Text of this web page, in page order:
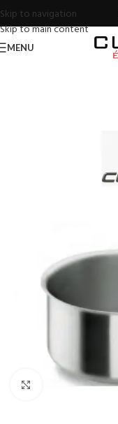
Skip to navigation
Skip to main content
MENU
Click to enlarge